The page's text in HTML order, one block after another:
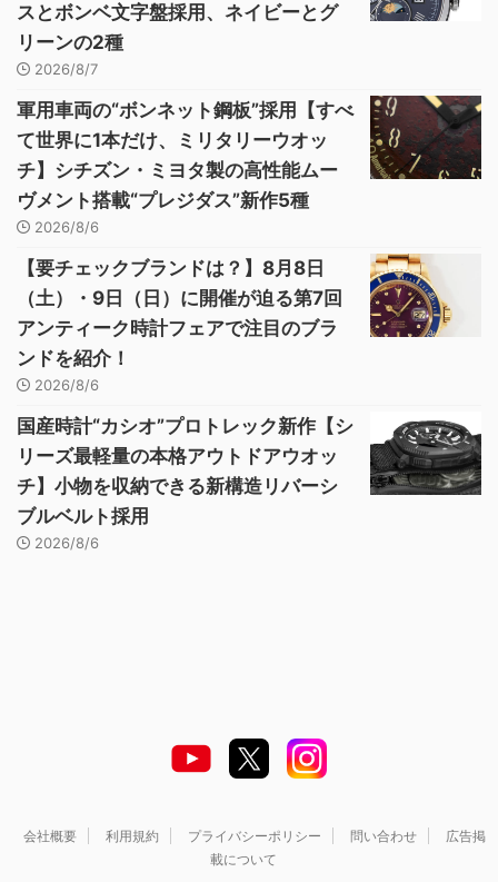
スとボンベ文字盤採用、ネイビーとグ
リーンの2種
2026/8/7
軍用車両の“ボンネット鋼板”採用【すべ
て世界に1本だけ、ミリタリーウオッ
チ】シチズン・ミヨタ製の高性能ムー
ヴメント搭載“プレジダス”新作5種
2026/8/6
【要チェックブランドは？】8月8日
（土）・9日（日）に開催が迫る第7回
アンティーク時計フェアで注目のブラ
ンドを紹介！
2026/8/6
国産時計“カシオ”プロトレック新作【シ
リーズ最軽量の本格アウトドアウオッ
チ】小物を収納できる新構造リバーシ
ブルベルト採用
2026/8/6
会社概要 利用規約 プライバシーポリシー 問い合わせ
広告掲
載について